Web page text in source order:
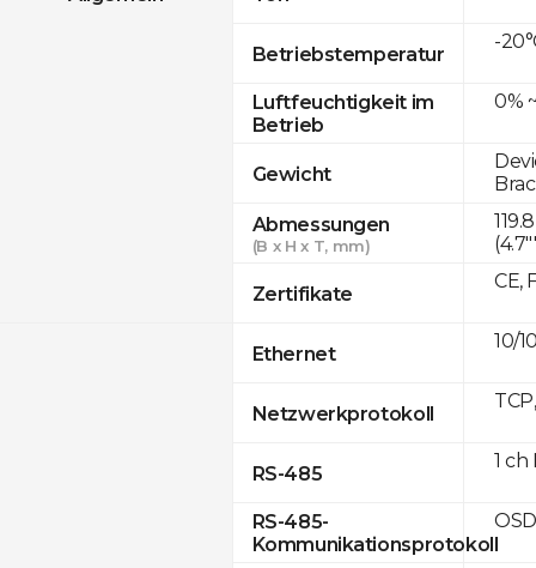
Betriebstemperatur
Luftfeuchtigkeit im
Betrieb
Gewicht
Abmessungen
(B x H x T, mm)
Zertifikate
Ethernet
Netzwerkprotokoll
RS-485
RS-485-
Kommunikationsprotokoll
-
0%
CE,
10/
1 ch